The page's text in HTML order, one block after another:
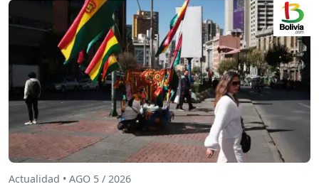
Actualidad • AGO 5 / 2026